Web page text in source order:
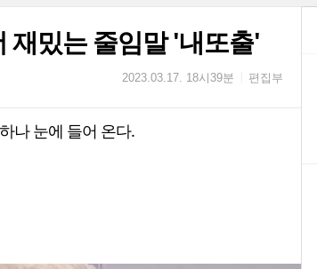
재밌는 줄임말 '내또출'
2023.03.17. 18시39분 편집부
나 눈에 들어 온다.